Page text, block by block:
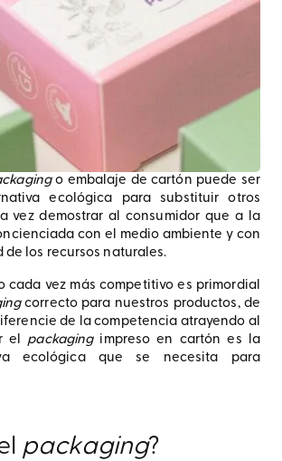
o embalaje de cartón puede ser
ecológica para substituir otros
vez demostrar al consumidor que a la
con el medio ambiente y con
los recursos naturales.
cada vez más competitivo es primordial
correcto para nuestros productos, de
de la competencia atrayendo al
el packagingimpreso en cartón es la
ecológica que se necesita para
packaging?